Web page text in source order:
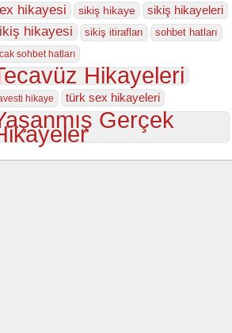
hikayesi sikiş hikaye sikiş hikayeleri
hikayesi sikiş itirafları sohbet hatları
sohbet hatları
Hikayeleri
hikaye türk sex hikayeleri
Gerçek